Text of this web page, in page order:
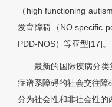
（high functioning
发育障碍（NO specific
PDD-NOS）等亚型[17]。
最新的国际疾病分
症谱系障碍的社会交往障
分为社会性和非社会性的